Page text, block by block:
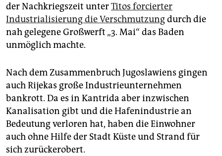
der Nachkriegszeit unterTitos forcierter
Industrialisierung die Verschmutzungdurch die
nah gelegene Großwerft „3. Mai“ das Baden
unmöglich machte.
Nach dem Zusammenbruch Jugoslawiens gingen
auch Rijekas große Industrieunternehmen
bankrott. Da es in Kantrida aber inzwischen
Kanalisation gibt und die Hafenindustrie an
Bedeutung verloren hat, haben die Einwohner
auch ohne Hilfe der Stadt Küste und Strand für
sich zurückerobert.